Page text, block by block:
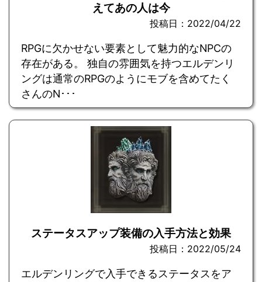
えてあの人は今
投稿日：2022/04/22
RPGに欠かせない要素として魅力的なNPCの
存在がある。 独自の雰囲気を持つエルデンリ
ングは通常のRPGのようにモブを含めてたく
さんのN･･･
ステータスアップ装備の入手方法と効果
投稿日：2022/05/24
エルデンリングで入手できるステータスをア